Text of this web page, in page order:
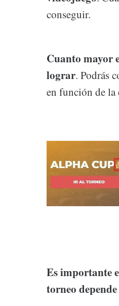
conseguir.
Cuanto mayor
lograr. Podrás
en función de la
Es importante
torneo